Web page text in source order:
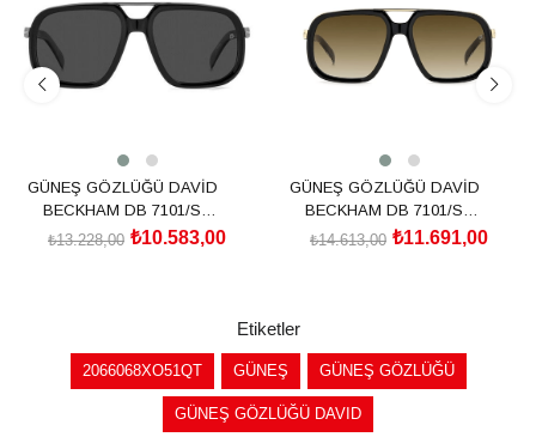
GÜNEŞ GÖZLÜĞÜ DAVİD
BECKHAM DB 7101/S
205839ANS57M9
₺10.583,00
₺13.228,00
GÜNEŞ GÖZLÜĞÜ DAVİD
BECKHAM DB 7101/S
2058392M257HA
₺11.691,00
₺14.613,00
Etiketler
2066068XO51QT GÜNEŞ GÜNEŞ GÖZLÜĞÜ
GÜNEŞ GÖZLÜĞÜ DAVID